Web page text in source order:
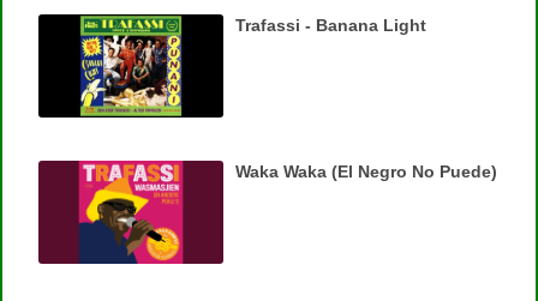
Trafassi - Banana Light
Waka Waka (El Negro No Puede)